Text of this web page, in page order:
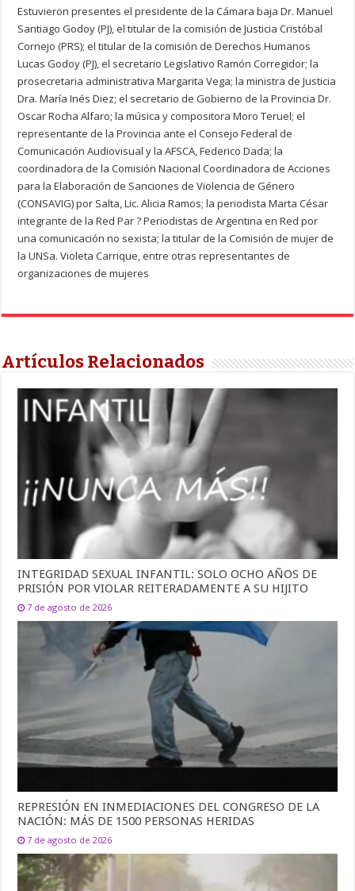
Estuvieron presentes el presidente de la Cámara baja Dr. Manuel
Santiago Godoy (PJ), el titular de la comisión de Justicia Cristóbal
Cornejo (PRS); el titular de la comisión de Derechos Humanos
Lucas Godoy (PJ), el secretario Legislativo Ramón Corregidor; la
prosecretaria administrativa Margarita Vega; la ministra de Justicia
Dra. María Inés Diez; el secretario de Gobierno de la Provincia Dr.
Oscar Rocha Alfaro; la música y compositora Moro Teruel; el
representante de la Provincia ante el Consejo Federal de
Comunicación Audiovisual y la AFSCA, Federico Dada; la
coordinadora de la Comisión Nacional Coordinadora de Acciones
para la Elaboración de Sanciones de Violencia de Género
(CONSAVIG) por Salta, Lic. Alicia Ramos; la periodista Marta César
integrante de la Red Par ? Periodistas de Argentina en Red por
una comunicación no sexista; la titular de la Comisión de mujer de
la UNSa. Violeta Carrique, entre otras representantes de
organizaciones de mujeres
Artículos Relacionados
INTEGRIDAD SEXUAL INFANTIL: SOLO OCHO AÑOS DE
PRISIÓN POR VIOLAR REITERADAMENTE A SU HIJITO
7 de agosto de 2026
REPRESIÓN EN INMEDIACIONES DEL CONGRESO DE LA
NACIÓN: MÁS DE 1500 PERSONAS HERIDAS
7 de agosto de 2026